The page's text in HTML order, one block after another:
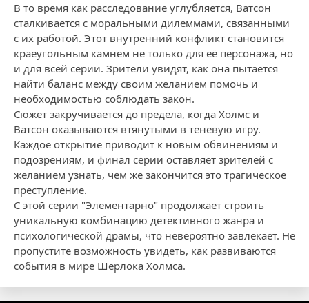
В то время как расследование углубляется, Ватсон
сталкивается с моральными дилеммами, связанными
с их работой. Этот внутренний конфликт становится
краеугольным камнем не только для её персонажа, но
и для всей серии. Зрители увидят, как она пытается
найти баланс между своим желанием помочь и
необходимостью соблюдать закон.
Сюжет закручивается до предела, когда Холмс и
Ватсон оказываются втянутыми в теневую игру.
Каждое открытие приводит к новым обвинениям и
подозрениям, и финал серии оставляет зрителей с
желанием узнать, чем же закончится это трагическое
преступление.
С этой серии "Элементарно" продолжает строить
уникальную комбинацию детективного жанра и
психологической драмы, что невероятно завлекает. Не
пропустите возможность увидеть, как развиваются
события в мире Шерлока Холмса.